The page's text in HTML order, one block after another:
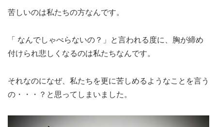
苦しいのは私たちの方なんです。
「 なんでしゃべらないの？」と言われる度に、胸が締め
付けられ悲しくなるのは私たちなんです。
それなのになぜ、私たちを更に苦しめるようなことを言う
の・・・？と思ってしまいました。